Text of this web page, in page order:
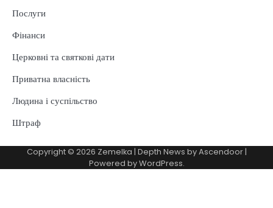
Послуги
Фінанси
Церковні та святкові дати
Приватна власність
Людина і суспільство
Штраф
Copyright © 2026 Zemelka | Depth News byAscendoor|
Powered byWordPress.